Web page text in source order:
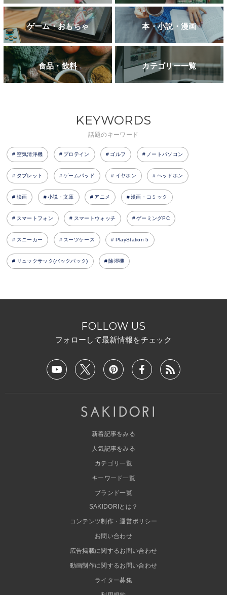
ゲーム・おもちゃ 本・小説・漫画
食品・飲料 カテゴリー一覧
KEYWORDS
話題のキーワード
空気清浄機 プロテイン ゴルフ ノートパソコン
タブレット ゲームパッド イヤホン ヘッドホン
映画 小説・文庫 アニメ 漫画・コミック
スマートフォン スマートウォッチ ゲーミングPC
スニーカー スーツケース PlayStation 5
リュックサック(バックパック) 除湿機
FOLLOW US
フォローして最新情報をチェック
新着記事をみる
人気記事をみる
カテゴリ一覧
キーワード一覧
ブランド一覧
SAKIDORIとは？
コンテンツ制作・運営ポリシー
お問い合わせ
広告掲載に関するお問い合わせ
動画制作に関するお問い合わせ
ライター募集